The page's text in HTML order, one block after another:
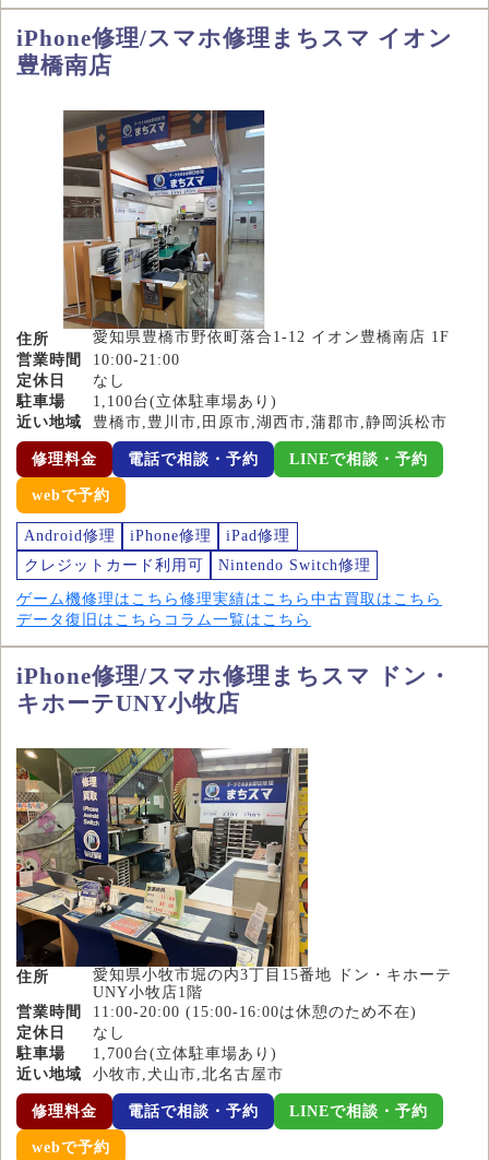
iPhone修理/スマホ修理まちスマ イオン
豊橋南店
住所
愛知県豊橋市野依町落合1-12 イオン豊橋南店 1F
営業時間
10:00-21:00
定休日
なし
駐車場
1,100台(立体駐車場あり)
近い地域
豊橋市,豊川市,田原市,湖西市,蒲郡市,静岡浜松市
修理料金 電話で相談・予約 LINEで相談・予約
webで予約
Android修理 iPhone修理
iPad修理
クレジットカード利用可
Nintendo Switch修理
ゲーム機修理はこちら 修理実績はこちら 中古買取はこちら
データ復旧はこちら コラム一覧はこちら
iPhone修理/スマホ修理まちスマ ドン・
キホーテUNY小牧店
住所
愛知県小牧市堀の内3丁目15番地 ドン・キホーテ
UNY小牧店1階
営業時間
11:00-20:00 (15:00-16:00は休憩のため不在)
定休日
なし
駐車場
1,700台(立体駐車場あり)
近い地域
小牧市,犬山市,北名古屋市
修理料金 電話で相談・予約 LINEで相談・予約
webで予約